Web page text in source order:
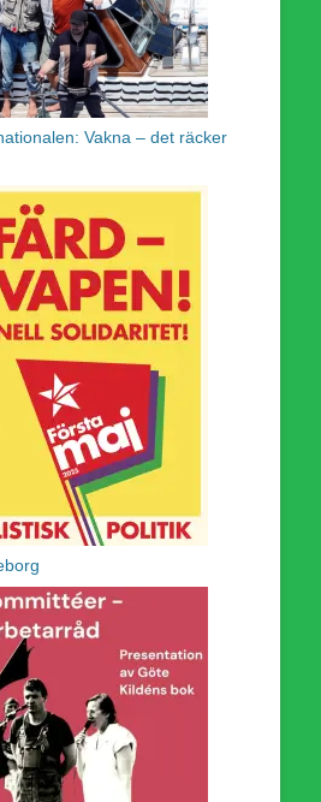
Vakna – det räcker